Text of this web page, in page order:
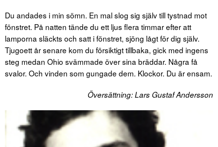
Du andades i min sömn. En mal slog sig själv till tystnad mot
fönstret. På natten tände du ett ljus flera timmar efter att
lamporna släckts och satt i fönstret, sjöng lågt för dig själv.
Tjugoett år senare kom du försiktigt tillbaka, gick med ingens
steg medan Ohio svämmade över sina bräddar. Några få
svalor. Och vinden som gungade dem. Klockor. Du är ensam.
Översättning: Lars Gustaf Andersson